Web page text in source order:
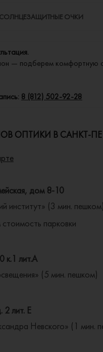
СОЛНЦЕЗАЩИТНЫЕ ОЧКИ
— подберем комфортную
8 (812) 502-92-28
ОПТИКИ В САНКТ-
дом 8-10
институт» (3 мин. пешком)
парковки
к.1 лит.А
(5 мин. пешком)
2 лит. Е
Невского» (1 мин.